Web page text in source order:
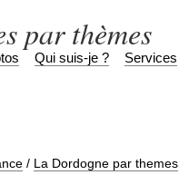
par thèmes
/ La Dordogne par themes
Qui suis-je ? Services